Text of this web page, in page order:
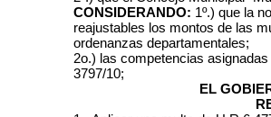
CONSIDERANDO: 1º.) que la
reajustables los montos de las
ordenanzas departamentales;
2o.) las competencias
3797/10;
EL